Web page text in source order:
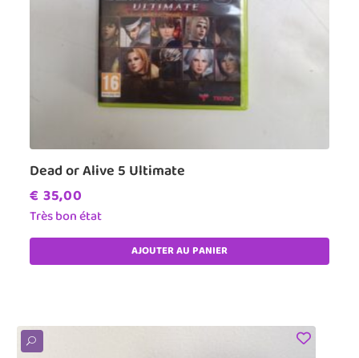
Dead or Alive 5 Ultimate
€ 35,00
Très bon état
AJOUTER AU PANIER
U